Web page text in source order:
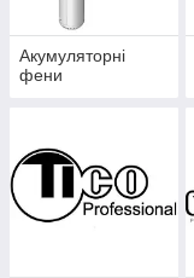
Акумуляторні
фени